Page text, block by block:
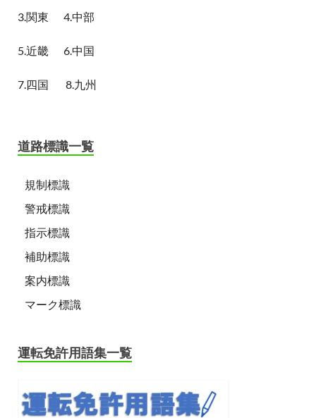
3.関東 4.中部
5.近畿 6.中国
7.四国 8.九州
道路標識一覧
規制標識
警戒標識
指示標識
補助標識
案内標識
マーク標識
運転免許用語集一覧